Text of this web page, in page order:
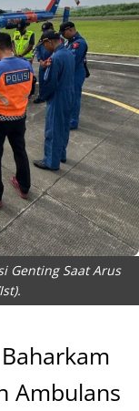
Genting Saat Arus
Ambulans